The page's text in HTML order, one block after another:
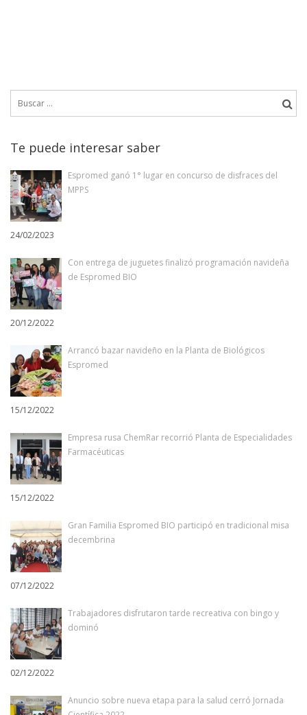
Te puede interesar saber
Espromed ganó 1° lugar en concurso de disfraces del
MPPS
24/02/2023
Con entrega de juguetes finalizó programación navideña
de Espromed BIO
20/12/2022
Arrancó bazar navideño en la Planta de Biológicos
Espromed
15/12/2022
Empresa rusa ChemRar recorrió Planta de Especialidades
Farmacéuticas
15/12/2022
Gran Familia Espromed BIO participó en tradicional misa
decembrina
07/12/2022
Trabajadores disfrutaron tarde recreativa con bingo y
dominó
02/12/2022
Anuncio sobre nueva etapa para la salud cerró Jornada